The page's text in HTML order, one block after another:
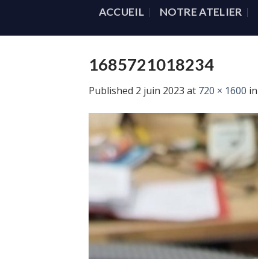
ACCUEIL NOTRE ATELIER
1685721018234
Published 2 juin 2023 at 720 × 1600 in